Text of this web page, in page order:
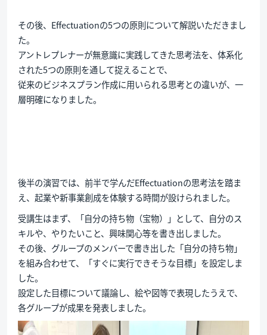
その後、Effectuationの5つの原則について解説いただきまし
た。
アントレプレナーが無意識に実践してきた思考法を、体系化
された5つの原則を通して捉えることで、
従来のビジネスプラン作成に用いられる思考との違いが、一
層明確になりました。
後半の演習では、前半で学んだEffectuationの思考法を踏ま
え、起業や新事業創成を体験する時間が設けられました。
受講生はまず、「自分の持ち物（宝物）」として、自分のス
キルや、やりたいこと、興味関心等を書き出しました。
その後、グループのメンバーで書き出した「自分の持ち物」
を組み合わせて、「すぐに実行できそうな目標」を設定しま
した。
設定した目標について議論し、絵や図等で表現したうえで、
各グループが成果を発表しました。